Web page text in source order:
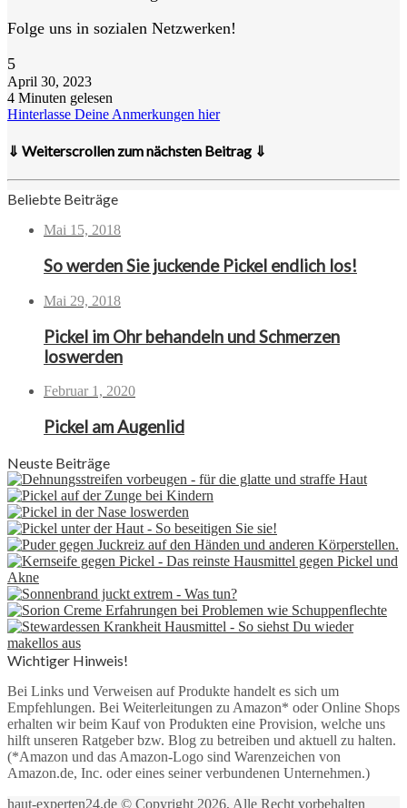
Folge uns in sozialen Netzwerken!
5
April 30, 2023
4 Minuten gelesen
Hinterlasse Deine Anmerkungen hier
⇓ Weiterscrollen zum nächsten Beitrag ⇓
Beliebte Beiträge
Mai 15, 2018
So werden Sie juckende Pickel endlich los!
Mai 29, 2018
Pickel im Ohr behandeln und Schmerzen
loswerden
Februar 1, 2020
Pickel am Augenlid
Neuste Beiträge
Wichtiger Hinweis!
Bei Links und Verweisen auf Produkte handelt es sich um
Empfehlungen. Bei Weiterleitungen zu Amazon* oder Online Shops
erhalten wir beim Kauf von Produkten eine Provision, welche uns
hilft unseren Ratgeber bzw. Blog zu betreiben und aktuell zu halten.
(*Amazon und das Amazon-Logo sind Warenzeichen von
Amazon.de, Inc. oder eines seiner verbundenen Unternehmen.)
haut-experten24.de © Copyright 2026, Alle Recht vorbehalten